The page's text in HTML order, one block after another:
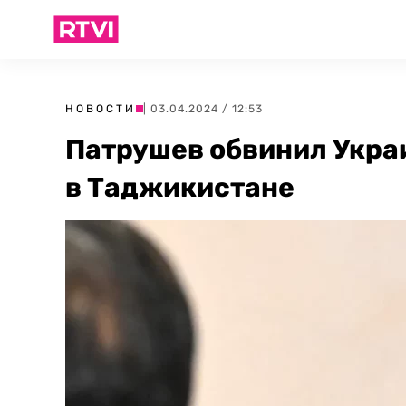
НОВОСТИ | 03.04.2024 / 12:53
Патрушев обвинил
в Таджикистане